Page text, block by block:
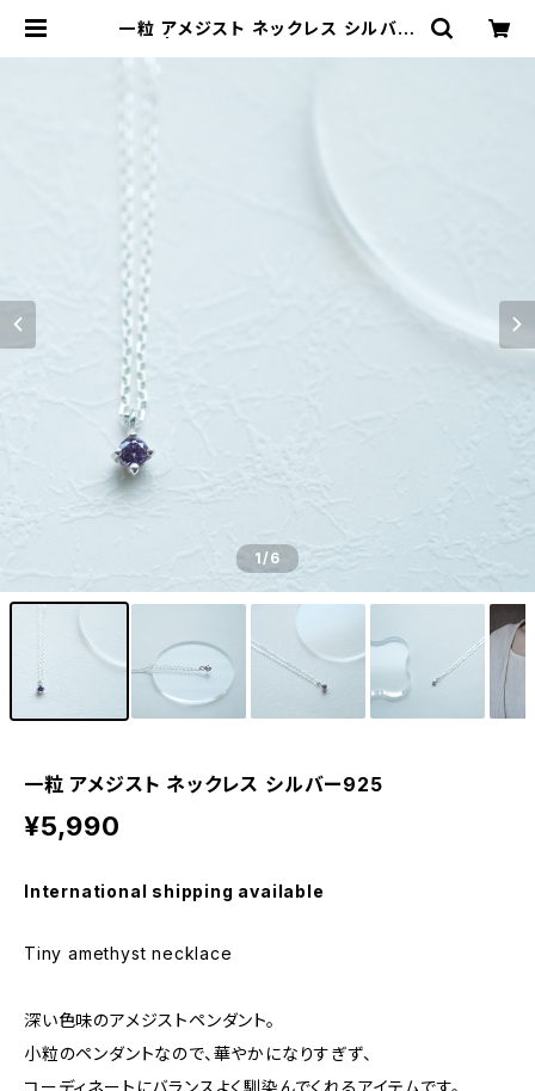
一粒 アメジスト ネックレス シルバー
1/6
一粒 アメジスト ネックレス シルバー925
¥5,990
International shipping available
Tiny amethyst necklace
深い色味のアメジストペンダント。
小粒のペンダントなので、華やかになりすぎず、
コーディネートにバランスよく馴染んでくれるアイテムです。